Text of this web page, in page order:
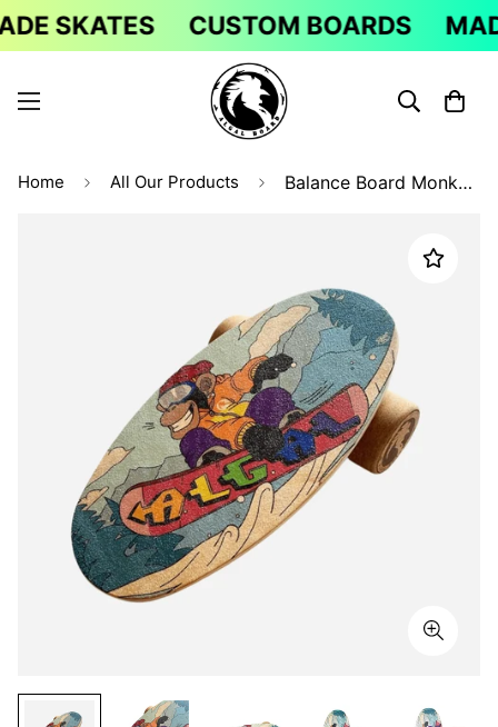
SKATES CUSTOM BOARDS
Home All Our Products Balance Board Monkey - Fun and Fitness